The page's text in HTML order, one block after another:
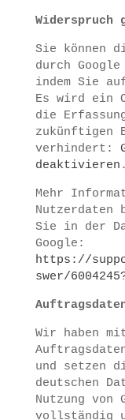
Widerspruch
Sie können
durch
indem Sie
Es wird ein
die
zukünftigen
verhindert:
deaktivieren .
Mehr
Nutzerdaten
Sie in der
Google:
https://
swer/
Wir haben
und setzen
deutschen
Nutzung von
vollständig